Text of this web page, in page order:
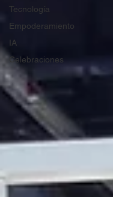
Tecnología
Empoderamiento
IA
Celebraciones